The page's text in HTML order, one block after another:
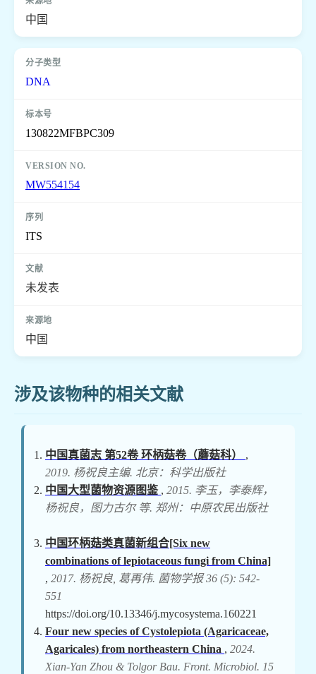
中国
DNA
130822MFBPC309
MW554154
ITS
未发表
中国
涉及该物种的相关文献
中国真菌志 第52卷 环柄菇卷（蘑菇科） ,
2019. 杨祝良主编. 北京：科学出版社
中国大型菌物资源图鉴 , 2015. 李玉，李泰辉，
杨祝良，图力古尔 等. 郑州：中原农民出版社
中国环柄菇类真菌新组合[Six new
combinations of lepiotaceous fungi from China]
, 2017. 杨祝良, 葛再伟. 菌物学报 36 (5): 542-
551
https://doi.org/10.13346/j.mycosystema.160221
Four new species of Cystolepiota (Agaricaceae,
Agaricales) from northeastern China , 2024.
Xian-Yan Zhou & Tolgor Bau. Front. Microbiol. 15